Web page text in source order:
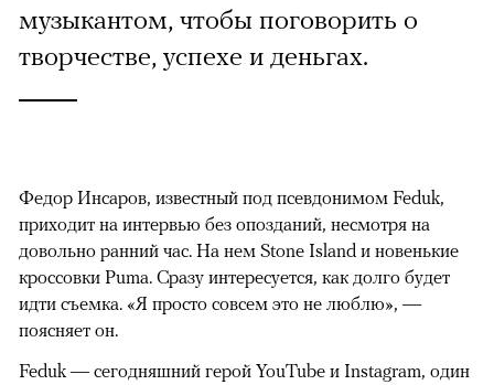
музыкантом, чтобы поговорить о
творчестве, успехе и деньгах.
Федор Инсаров, известный под псевдонимом Feduk,
приходит на интервью без опозданий, несмотря на
довольно ранний час. На нем Stone Island и новенькие
кроссовки Puma. Cразу интересуется, как долго будет
идти съемка. «Я просто совсем это не люблю», —
поясняет он.
Feduk — сегодняшний герой YouTube и Instagram, один